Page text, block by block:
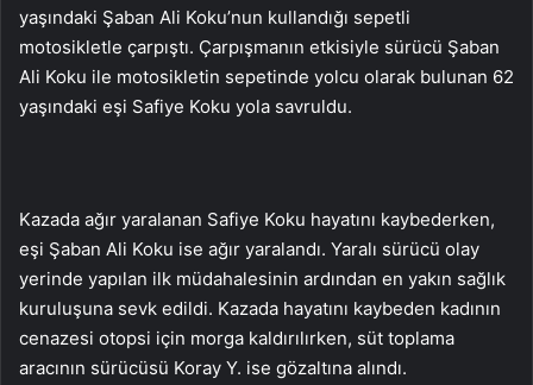
yaşındaki Şaban Ali Koku’nun kullandığı sepetli
motosikletle çarpıştı. Çarpışmanın etkisiyle sürücü Şaban
Ali Koku ile motosikletin sepetinde yolcu olarak bulunan 62
yaşındaki eşi Safiye Koku yola savruldu.
Kazada ağır yaralanan Safiye Koku hayatını kaybederken,
eşi Şaban Ali Koku ise ağır yaralandı. Yaralı sürücü olay
yerinde yapılan ilk müdahalesinin ardından en yakın sağlık
kuruluşuna sevk edildi. Kazada hayatını kaybeden kadının
cenazesi otopsi için morga kaldırılırken, süt toplama
aracının sürücüsü Koray Y. ise gözaltına alındı.